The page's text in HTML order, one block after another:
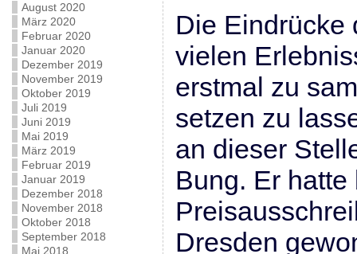
August 2020
März 2020
Februar 2020
Januar 2020
Dezember 2019
November 2019
Oktober 2019
Juli 2019
Juni 2019
Mai 2019
März 2019
Februar 2019
Januar 2019
Dezember 2018
November 2018
Oktober 2018
September 2018
Mai 2018
Die Eindrücke
vielen
erstmal zu
setzen zu
an dieser
Bung. Er hatte
Dresden